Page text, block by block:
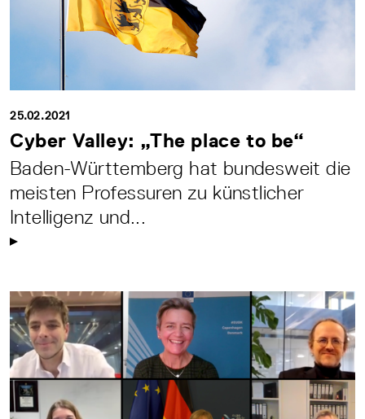
25.02.2021
Cyber Valley: „The place to be“
Baden-Württemberg hat bundesweit die
meisten Professuren zu künstlicher
Intelligenz und...